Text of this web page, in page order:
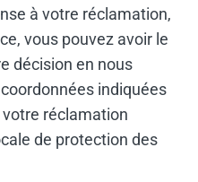
à votre réclamation,
vous pouvez avoir le
décision en nous
indiquées
réclamation
de protection des